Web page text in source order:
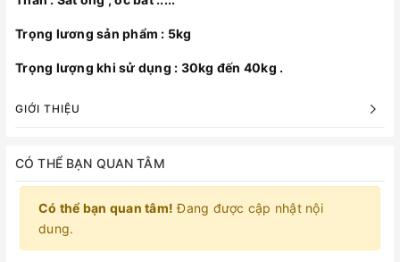
Trọng lương sản phẩm : 5kg
Trọng lượng khi sử dụng : 30kg đến 40kg .
GIỚI THIỆU
CÓ THỂ BẠN QUAN TÂM
Có thể bạn quan tâm! Đang được cập nhật nội
dung.